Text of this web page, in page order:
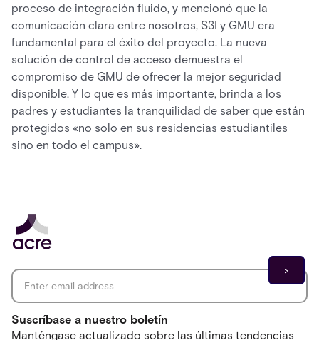
proceso de integración fluido, y mencionó que la
comunicación clara entre nosotros, S3I y GMU era
fundamental para el éxito del proyecto. La nueva
solución de control de acceso demuestra el
compromiso de GMU de ofrecer la mejor seguridad
disponible. Y lo que es más importante, brinda a los
padres y estudiantes la tranquilidad de saber que están
protegidos «no solo en sus residencias estudiantiles
sino en todo el campus».
Suscríbase a nuestro boletín
Manténgase actualizado sobre las últimas tendencias